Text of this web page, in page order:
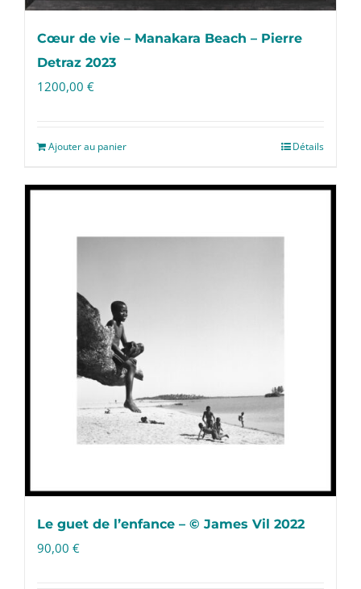
Cœur de vie – Manakara Beach – Pierre
Detraz 2023
1200,00 €
Ajouter au panier Détails
Le guet de l’enfance – © James Vil 2022
90,00 €